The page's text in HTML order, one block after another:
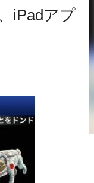
iPadアプ